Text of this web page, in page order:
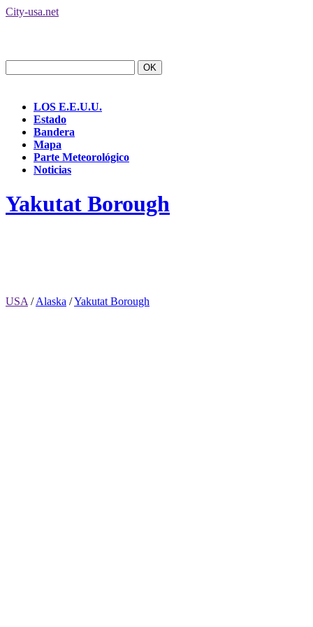
City-usa.net
LOS E.E.U.U.
Estado
Bandera
Mapa
Parte Meteorológico
Noticias
Yakutat Borough
USA /Alaska /Yakutat Borough